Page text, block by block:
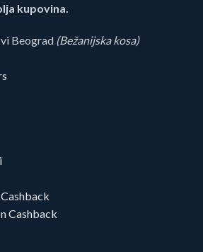
kupovina.
Beograd (Bežanijska kosa)
Cashback